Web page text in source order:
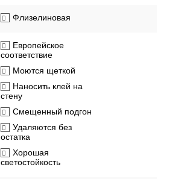
Флизелиновая
Европейское
соответствие
Моются щеткой
Наносить клей на
стену
Смещенный подгон
Удаляются без
остатка
Хорошая
светостойкость